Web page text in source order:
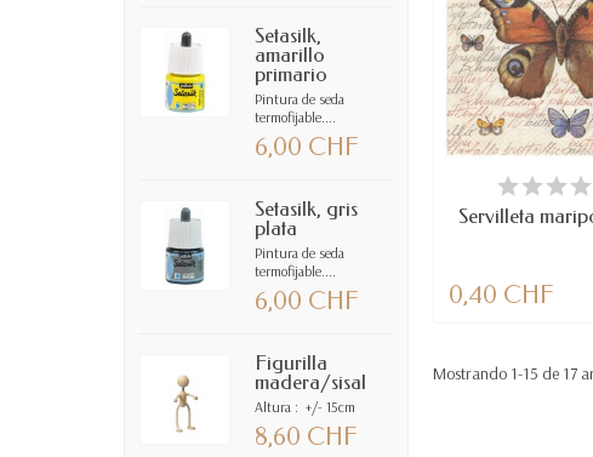
Setasilk,
amarillo
primario
Pintura de seda
termofijable....
6,00 CHF
Setasilk, gris
plata
Pintura de seda
termofijable....
6,00 CHF
Figurilla
madera/sisal
Altura : +/- 15cm
8,60 CHF
DISPONIBLE
Servilleta
0,40 CHF
Mostrando 1-15 de 17